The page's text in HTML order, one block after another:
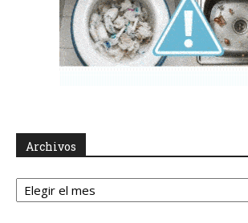
Archivos
Archivos